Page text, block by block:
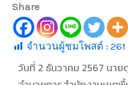
Share
จำนวนผู้ชมโพสต์ : 261
วันที่ 2 ธันวาคม 2567 นา